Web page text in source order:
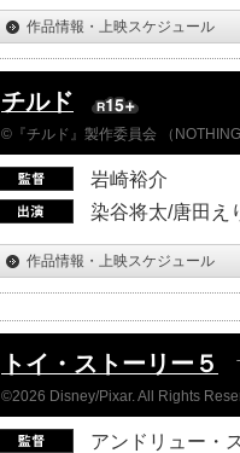
作品情報・上映スケジュール
チルド
©『チルド』製作委員会 （
岩崎裕介
染谷将太/唐田え
作品情報・上映スケジュール
トイ・ストーリー５
©2026 Disney/Pixar. All Rights
アンドリュー・